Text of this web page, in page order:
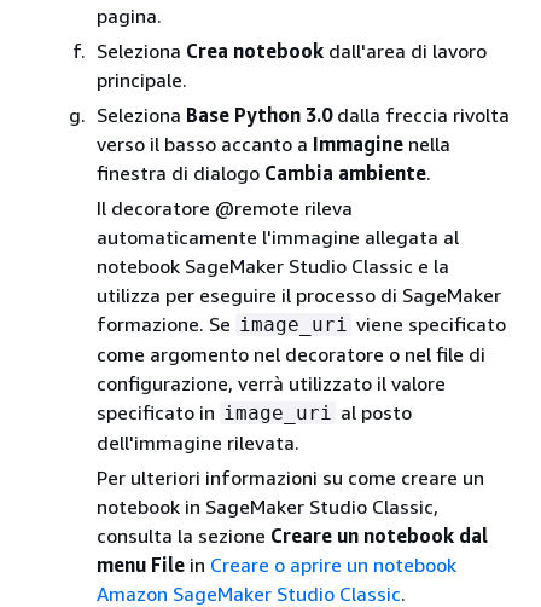
pagina.
Seleziona Crea notebook dall'area di lavoro
principale.
Seleziona Base Python 3.0dalla freccia rivolta
verso il basso accanto a Immagine nella
finestra di dialogo Cambia ambiente.
Il decoratore @remote rileva
automaticamente l'immagine allegata al
notebook SageMaker Studio Classic e la
utilizza per eseguire il processo di SageMaker
formazione. Se image_uri viene specificato
come argomento nel decoratore o nel file di
configurazione, verrà utilizzato il valore
specificato in image_uri
al posto
dell'immagine rilevata.
Per ulteriori informazioni su come creare un
notebook in SageMaker Studio Classic,
consulta la sezione Creare un notebook dal
menu File in Creare o aprire un notebook
Amazon SageMaker Studio Classic.